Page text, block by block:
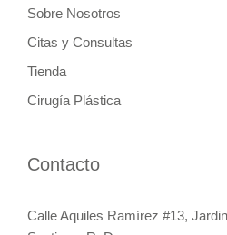
Sobre Nosotros
Citas y Consultas
Tienda
Cirugía Plástica
Contacto
Calle Aquiles Ramírez #13,